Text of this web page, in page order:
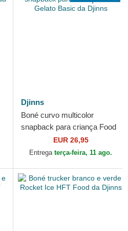
Djinns
Boné curvo multicolor
snapback para criança Food
Gelato Basic da Djinns
EUR 26,95
Entrega terça-feira, 11 ago.